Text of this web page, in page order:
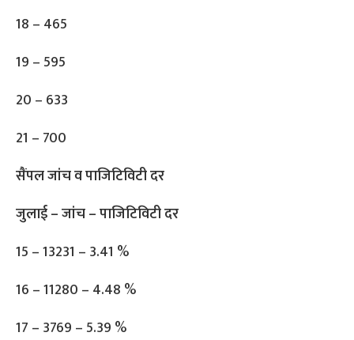
18 – 465
19 – 595
20 – 633
21 – 700
सैंपल जांच व पाजिटिविटी दर
जुलाई – जांच – पाजिटिविटी दर
15 – 13231 – 3.41 %
16 – 11280 – 4.48 %
17 – 3769 – 5.39 %